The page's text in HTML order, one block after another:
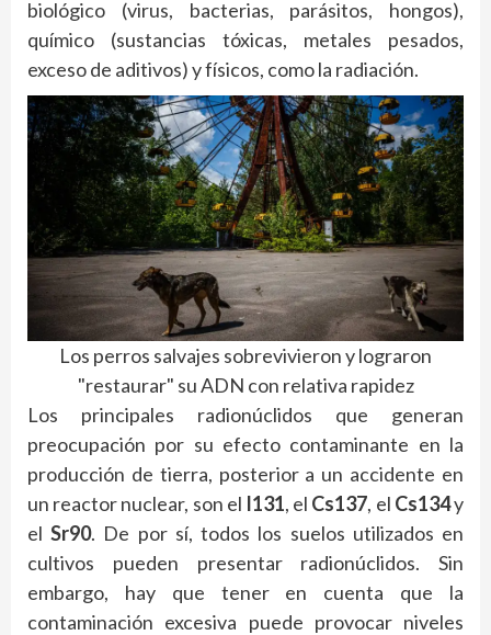
biológico (virus, bacterias, parásitos, hongos),
químico (sustancias tóxicas, metales pesados,
exceso de aditivos) y físicos, como la radiación.
Los perros salvajes sobrevivieron y lograron
"restaurar" su ADN con relativa rapidez
Los principales radionúclidos que generan
preocupación por su efecto contaminante en la
producción de tierra, posterior a un accidente en
un reactor nuclear, son el I131, el Cs137, el Cs134y
el Sr90. De por sí, todos los suelos utilizados en
cultivos pueden presentar radionúclidos. Sin
embargo, hay que tener en cuenta que la
contaminación excesiva puede provocar niveles